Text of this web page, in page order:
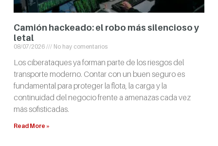
Camión hackeado: el robo más silencioso y
letal
08/07/2026 No hay comentarios
Los ciberataques ya forman parte de los riesgos del
transporte moderno. Contar con un buen seguro es
fundamental para proteger la flota, la carga y la
continuidad del negocio frente a amenazas cada vez
más sofisticadas.
Read More »